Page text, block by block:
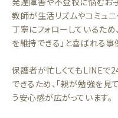
教師が生活リズムやコミュ
丁寧にフォローしているため
を維持できる」と喜ばれる事
保護者が忙しくてもLINEで
できるため、「親が勉強を見
う安心感が広がっています。